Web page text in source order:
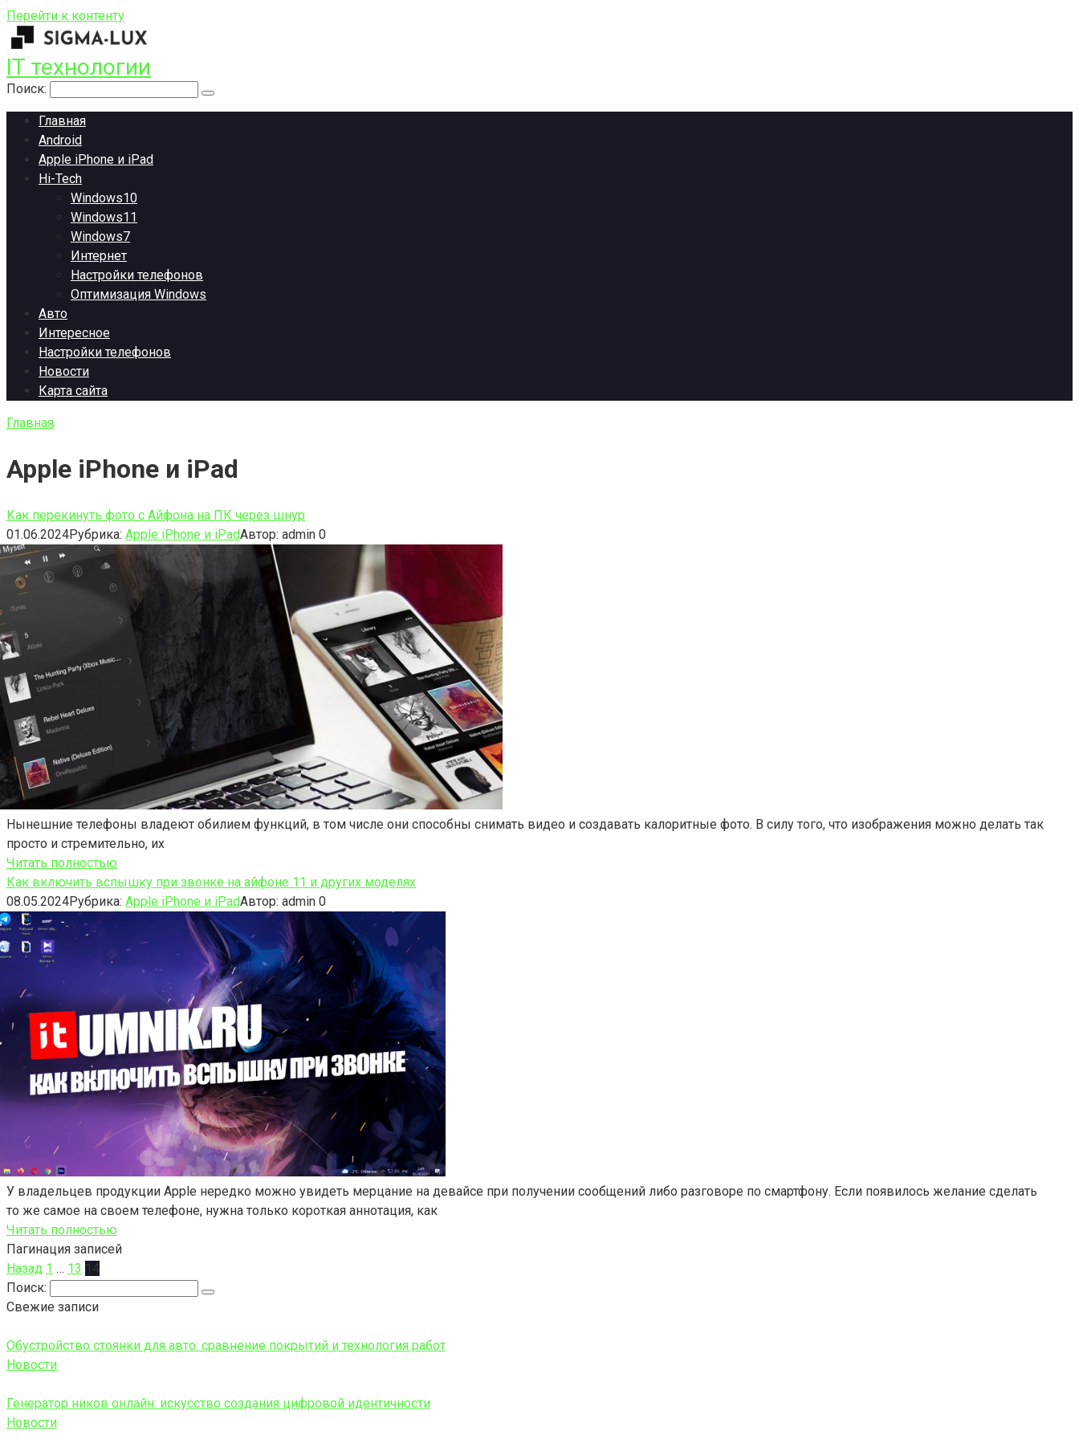
Перейти к контенту
IT технологии
Поиск:
Главная
Android
Apple iPhone и iPad
Hi-Tech
Windows10
Windows11
Windows7
Интернет
Настройки телефонов
Оптимизация Windows
Авто
Интересное
Настройки телефонов
Новости
Карта сайта
Главная
Apple iPhone и iPad
Как перекинуть фото с Айфона на ПК через шнур
01.06.2024Рубрика: Apple iPhone и iPadАвтор: admin 0
Нынешние телефоны владеют обилием функций, в том числе они способны снимать видео и создавать калоритные фото. В силу того, что изображения можно делать так
просто и стремительно, их
Читать полностью
Как включить вспышку при звонке на айфоне 11 и других моделях
08.05.2024Рубрика: Apple iPhone и iPadАвтор: admin 0
У владельцев продукции Apple нередко можно увидеть мерцание на девайсе при получении сообщений либо разговоре по смартфону. Если появилось желание сделать
то же самое на своем телефоне, нужна только короткая аннотация, как
Читать полностью
Пагинация записей
Назад 1 … 13 14
Поиск:
Свежие записи
Обустройство стоянки для авто: сравнение покрытий и технология работ
Новости
Генератор ников онлайн: искусство создания цифровой идентичности
Новости